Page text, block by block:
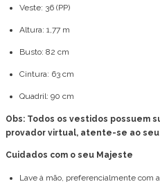
Veste: 36 (PP)
Altura: 1,77 m
Busto: 82 cm
Cintura: 63 cm
Quadril: 90 cm
Obs: Todos os vestidos possuem
provador virtual, atente-se ao
Cuidados com o seu Majeste
Lave à mão, preferencialmente com